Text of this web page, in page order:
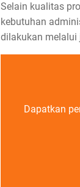
Selain kualitas
kebutuhan
dilakukan melalui
Dapatkan